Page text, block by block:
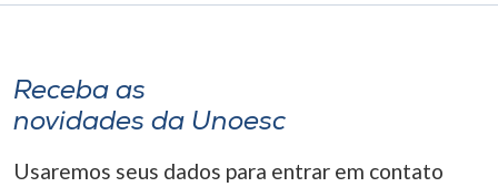
Receba as
novidades da Unoesc
Usaremos seus dados para entrar em contato